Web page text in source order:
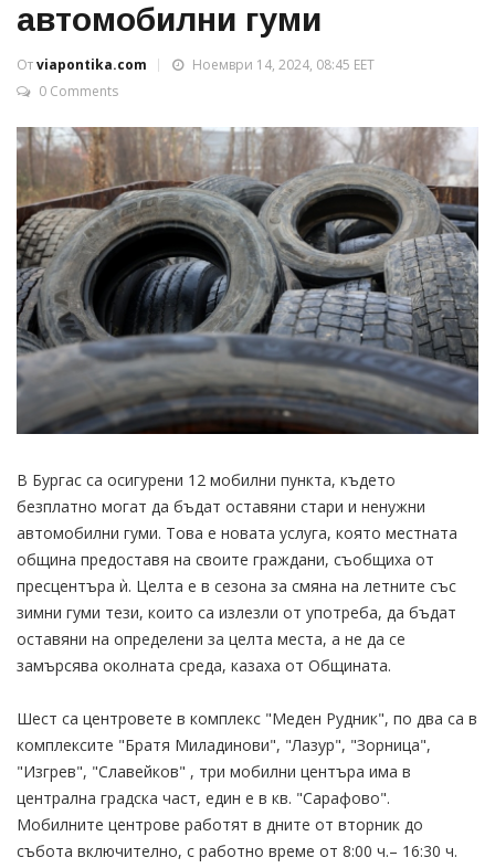
автомобилни гуми
Отviapontika.com
Ноември 14, 2024, 08:45 EET
0 Comments
В Бургас са осигурени 12 мобилни пункта, където
безплатно могат да бъдат оставяни стари и ненужни
автомобилни гуми. Това е новата услуга, която местната
община предоставя на своите граждани, съобщиха от
пресцентъра ѝ. Целта е в сезона за смяна на летните със
зимни гуми тези, които са излезли от употреба, да бъдат
оставяни на определени за целта места, а не да се
замърсява околната среда, казаха от Общината.
Шест са центровете в комплекс "Меден Рудник", по два са в
комплексите "Братя Миладинови", "Лазур", "Зорница",
"Изгрев", "Славейков" , три мобилни центъра има в
централна градска част, един е в кв. "Сарафово".
Мобилните центрове работят в дните от вторник до
събота включително, с работно време от 8:00 ч.– 16:30 ч.